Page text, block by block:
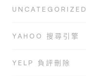
UNCATEGORIZED
YAHOO 搜尋引擎
YELP 負評刪除